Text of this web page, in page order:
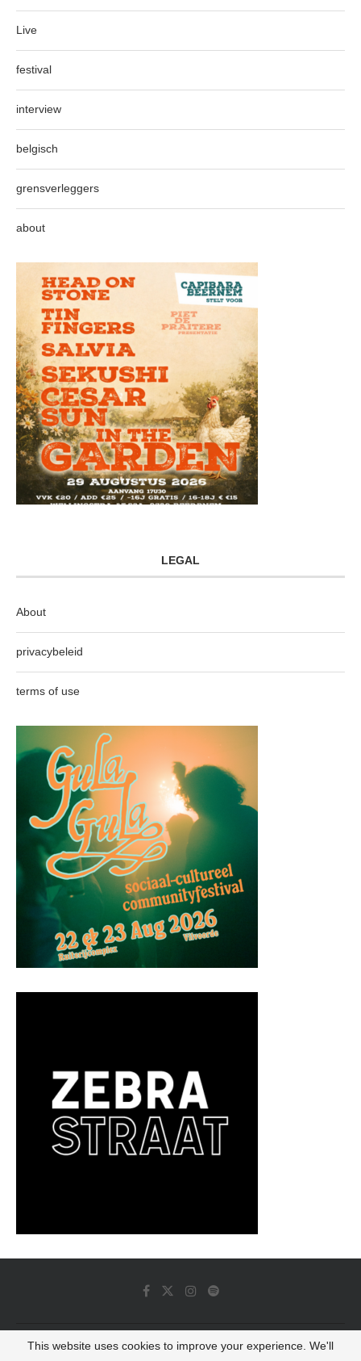
Live
festival
interview
belgisch
grensverleggers
about
LEGAL
About
privacybeleid
terms of use
© 2022 - Luminous Dash All Rights Reserved
This website uses cookies to improve your experience. We'll